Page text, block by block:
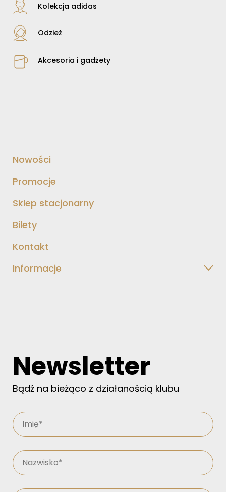
Kolekcja adidas
Odzież
Akcesoria i gadżety
Nowości
Promocje
Sklep stacjonarny
Bilety
Kontakt
Informacje
Newsletter
Bądź na bieżąco z działanością klubu